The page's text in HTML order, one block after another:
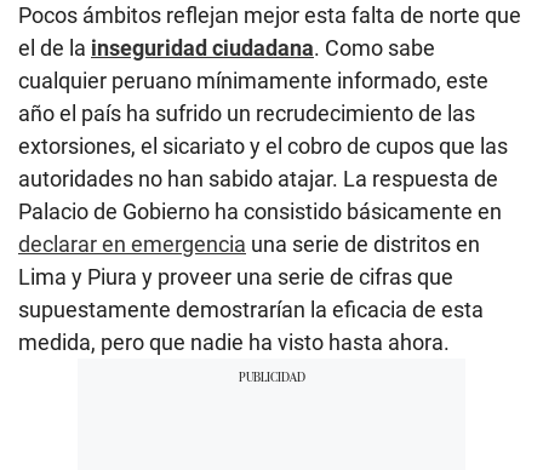
Pocos ámbitos reflejan mejor esta falta de norte que
el de la inseguridad ciudadana. Como sabe
cualquier peruano mínimamente informado, este
año el país ha sufrido un recrudecimiento de las
extorsiones, el sicariato y el cobro de cupos que las
autoridades no han sabido atajar. La respuesta de
Palacio de Gobierno ha consistido básicamente en
declarar en emergencia una serie de distritos en
Lima y Piura y proveer una serie de cifras que
supuestamente demostrarían la eficacia de esta
medida, pero que nadie ha visto hasta ahora.